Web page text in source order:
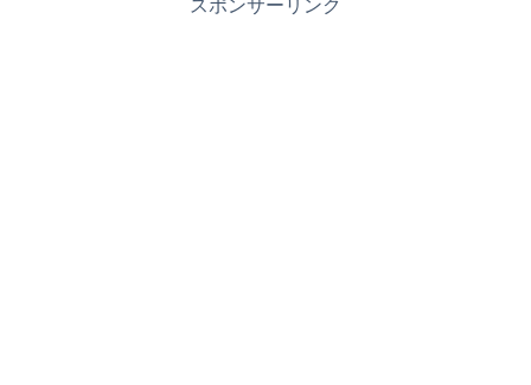
スポンサーリンク